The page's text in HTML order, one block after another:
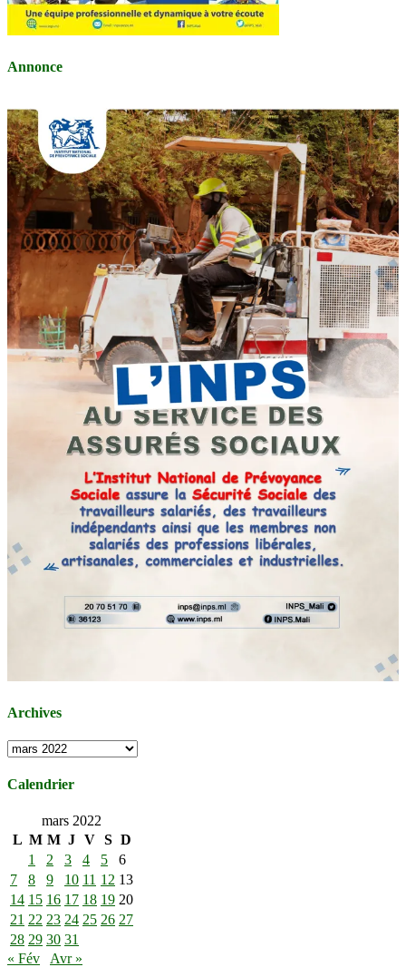
Annonce
Archives
Archives
Calendrier
mars 2022
L M M J V S D
1
2 3 4 5
6
7
8 9 10 11 12 13
14 15 16 17 18 19 20
21 22 23 24 25 26 27
28 29 30 31
« Fév
Avr »